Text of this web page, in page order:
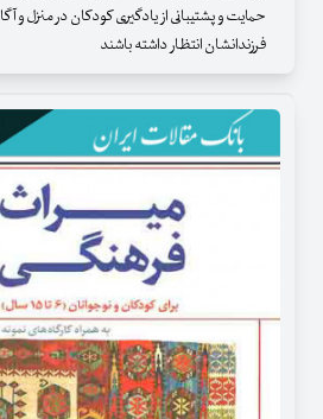
حمایت و پشتیبانی از یادگیری کودکان در منزل و
فرزندانشان انتظار داشته باشند